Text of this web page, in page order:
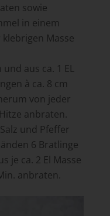
sowie
in einem
Masse
aus ca. 1 EL
à ca. 8 cm
von jeder
anbraten.
und Pfeffer
6 Bratlinge
je ca. 2 El Masse
anbraten.